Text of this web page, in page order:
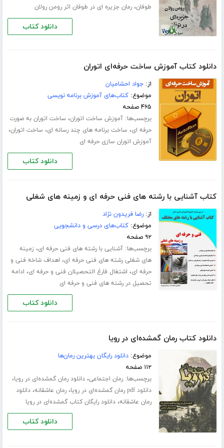
طوفان،رمان جزیره ای در طوفان اثر رومن رولان
دانلود کتاب
دانلود کتاب آموزش ساخت حرفه‌ای اتوران
از:جواد احشامیان
موضوع:کتاب‌های آموزش برنامه نویسی
۴۶۵ صفحه
برچسب‌ها:آموزش ساخت اتوران، ساخت اتوران به صورت
حرفه ای، ساخت برنامه های چند رسانه ای، ساخت اتوران،
آموزش اتوران سازی حرفه ای
دانلود کتاب
کتاب آشنایی با رشته های فنی حرفه ای و زمینه های شغلی
از:رضا فریدون نژاد
موضوع:کتاب‌های درسی و دانشجویی
۹۲ صفحه
برچسب‌ها:آشنایی با رشته های فنی حرفه ای، زمینه
های شغلی رشته های فنی حرفه ای، اهداف شاخه فنی و
حرفه ای، اشتغال فارغ التحصیلان فنی و حرفه ای، ادامه
تحصیل در رشته های فنی و حرفه ای
دانلود کتاب
دانلود کتاب رمان گمشده‌ای در رویا
موضوع:دانلود رایگان بهترین رمان‌ها
۱۱۲ صفحه
برچسب‌ها:رمان اجتماعی،دانلود رمان گمشده‌ای در رویا،
دانلود pdf رمان گمشده‌ای در رویا ،رمان عاشقانه،دانلود
رمان عاشقانه،دانلود رایگان کتاب گمشده‌ای در رویا
دانلود کتاب